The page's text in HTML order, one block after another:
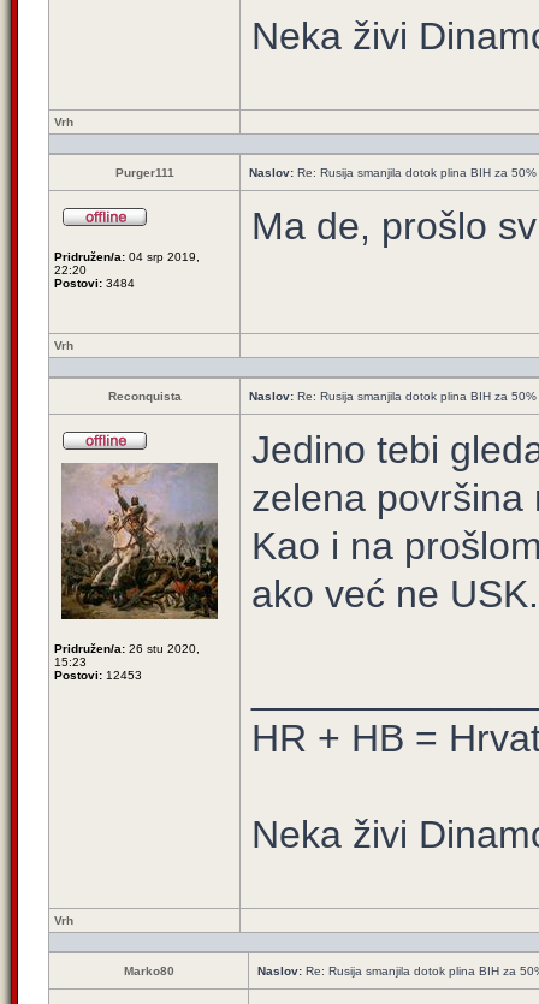
Neka živi
Vrh
Purger111 Naslov: Re: Rusija smanjila dotok plina BIH za 50%
Pridružen/a: 04 srp 2019,
22:20
Postovi: 3484
Ma de, prošlo
Vrh
Reconquista Naslov: Re: Rusija smanjila dotok plina BIH za 50%
Pridružen/a: 26 stu 2020,
15:23
Postovi: 12453
Jedino tebi
zelena površina
Kao i na
ako već ne
HR + HB =
Neka živi
Vrh
Marko80 Naslov: Re: Rusija smanjila dotok plina BIH za